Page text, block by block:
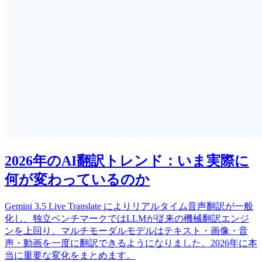
2026年のAI翻訳トレンド：いま実際に
何が変わっているのか
Gemini 3.5 Live Translate によりリアルタイム音声翻訳が一般
化し、独立ベンチマークではLLMが従来の機械翻訳エンジ
ンを上回り、マルチモーダルモデルはテキスト・画像・音
声・動画を一度に翻訳できるようになりました。2026年に本
当に重要な変化をまとめます。